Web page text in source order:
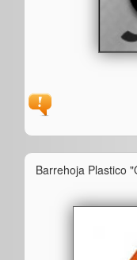
Barrehoja Plastico